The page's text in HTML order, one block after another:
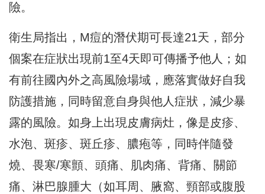
險。
衛生局指出，M痘的潛伏期可長達21天，部分
個案在症狀出現前1至4天即可傳播予他人；如
有前往國內外之高風險場域，應落實做好自我
防護措施，同時留意自身與他人症狀，減少暴
露的風險。如身上出現皮膚病灶，像是皮疹、
水泡、斑疹、斑丘疹、膿疱等，同時伴隨發
燒、畏寒/寒顫、頭痛、肌肉痛、背痛、關節
痛、淋巴腺腫大（如耳周、腋窩、頸部或腹股